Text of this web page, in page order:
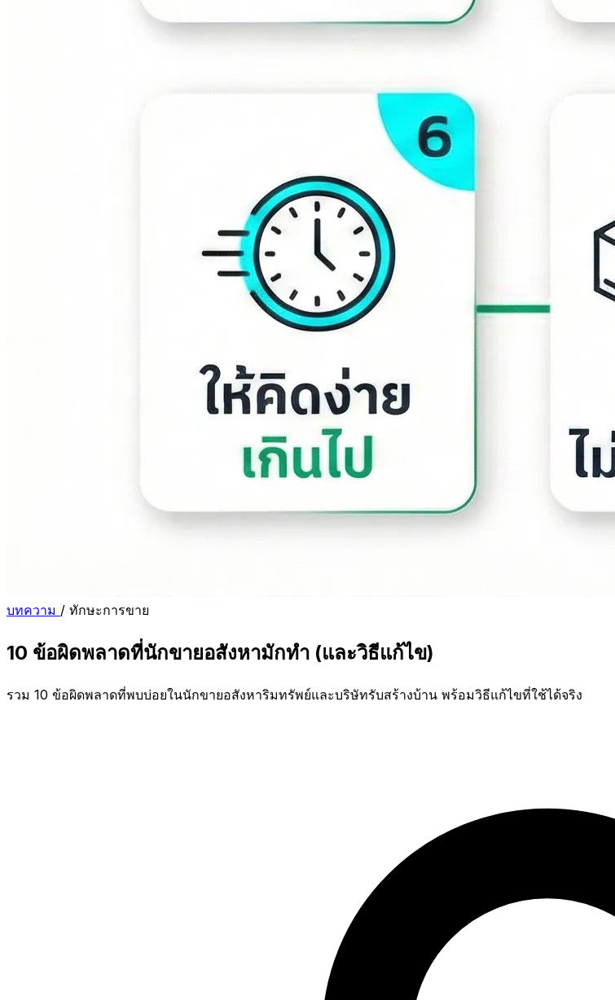
บทความ / ทักษะการขาย
10 ข้อผิดพลาดที่นักขายอสังหามักทำ (และวิธีแก้ไข)
รวม 10 ข้อผิดพลาดที่พบบ่อยในนักขายอสังหาริมทรัพย์และบริษัทรับสร้างบ้าน พร้อมวิธีแก้ไขที่ใช้ได้จริง